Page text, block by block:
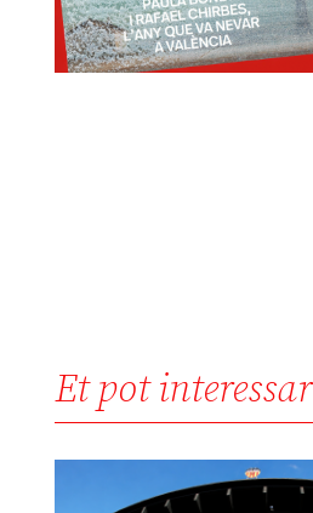
Et pot interessar